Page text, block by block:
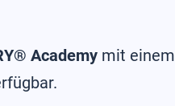
Academy mit einem